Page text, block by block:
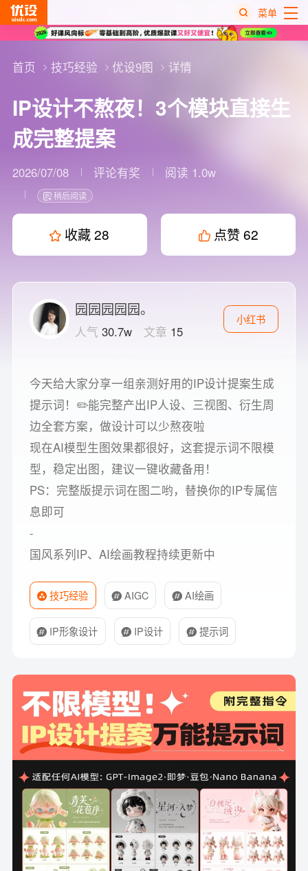
菜单
首页 技巧经验 优设9图 详情
IP设计不熬夜！3个模块直接生
成完整提案
2026/07/08 评论有奖 阅读 1.0w
稍后阅读
收藏28 点赞 62
今天给大家分享一组亲测好用的IP设计提案生成
提示词！✏️能完整产出IP人设、三视图、衍生周
边全套方案，做设计可以少熬夜啦
现在AI模型生图效果都很好，这套提示词不限模
型，稳定出图，建议一键收藏备用！
PS：完整版提示词在图二哟，替换你的IP专属信
息即可
-
国风系列IP、AI绘画教程持续更新中
技巧经验 AIGC AI绘画
IP形象设计 IP设计 提示词
园园园园园。
人气 30.7w 文章 15
小红书